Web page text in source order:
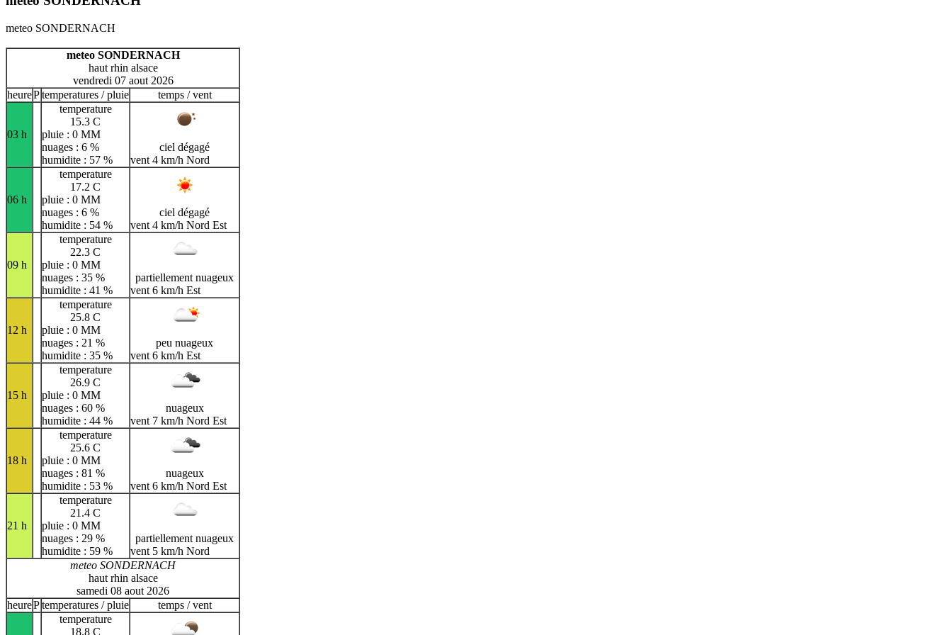
meteo SONDERNACH
meteo SONDERNACH
haut rhin alsace
vendredi 07 aout 2026
heurePtemperatures / pluie temps / vent
03 h
temperature
15.3 C
pluie : 0 MM
nuages : 6 %
humidite : 57 %
ciel dégagé
vent 4 km/h Nord
06 h
temperature
17.2 C
pluie : 0 MM
nuages : 6 %
humidite : 54 %
ciel dégagé
vent 4 km/h Nord Est
09 h
temperature
22.3 C
pluie : 0 MM
nuages : 35 %
humidite : 41 %
partiellement nuageux
vent 6 km/h Est
12 h
temperature
25.8 C
pluie : 0 MM
nuages : 21 %
humidite : 35 %
peu nuageux
vent 6 km/h Est
15 h
temperature
26.9 C
pluie : 0 MM
nuages : 60 %
humidite : 44 %
nuageux
vent 7 km/h Nord Est
18 h
temperature
25.6 C
pluie : 0 MM
nuages : 81 %
humidite : 53 %
nuageux
vent 6 km/h Nord Est
21 h
temperature
21.4 C
pluie : 0 MM
nuages : 29 %
humidite : 59 %
partiellement nuageux
vent 5 km/h Nord
meteo SONDERNACH
haut rhin alsace
samedi 08 aout 2026
heurePtemperatures / pluie
temps / vent
temperature
18.8 C